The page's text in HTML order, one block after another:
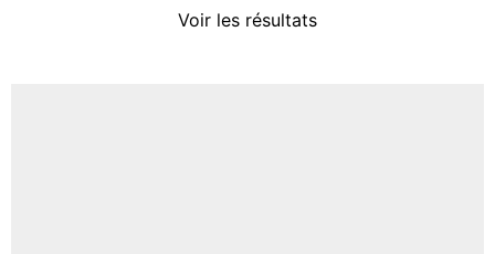
Voir les résultats